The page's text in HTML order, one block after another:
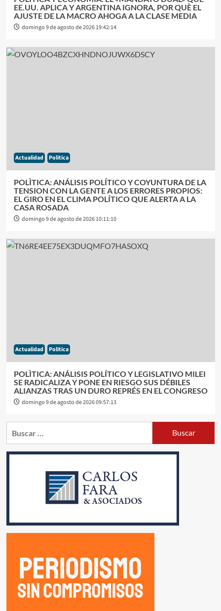
EE.UU. APLICA Y ARGENTINA IGNORA, POR QUÈ EL
AJUSTE DE LA MACRO AHOGA A LA CLASE MEDIA
domingo 9 de agosto de 2026 19:42:14
Actualidad Politica
POLÌTICA: ANÁLISIS POLÍTICO Y COYUNTURA DE LA
TENSION CON LA GENTE A LOS ERRORES PROPIOS:
EL GIRO EN EL CLIMA POLÍTICO QUE ALERTA A LA
CASA ROSADA
domingo 9 de agosto de 2026 10:11:10
Actualidad Politica
POLÌTICA: ANÁLISIS POLÍTICO Y LEGISLATIVO MILEI
SE RADICALIZA Y PONE EN RIESGO SUS DÉBILES
ALIANZAS TRAS UN DURO REPRÉS EN EL CONGRESO
domingo 9 de agosto de 2026 09:57:13